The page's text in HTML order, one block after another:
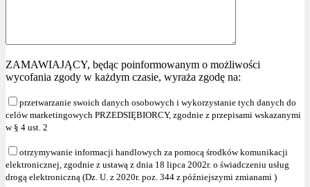
ZAMAWIAJĄCY, będąc poinformowanym o możliwości
wycofania zgody w każdym czasie, wyraża zgodę na:
przetwarzanie swoich danych osobowych i wykorzystanie tych danych do
celów marketingowych PRZEDSIĘBIORCY, zgodnie z przepisami wskazanymi
w § 4 ust. 2
otrzymywanie informacji handlowych za pomocą środków komunikacji
elektronicznej, zgodnie z ustawą z dnia 18 lipca 2002r. o świadczeniu usług
drogą elektroniczną (Dz. U. z 2020r. poz. 344 z późniejszymi zmianami )